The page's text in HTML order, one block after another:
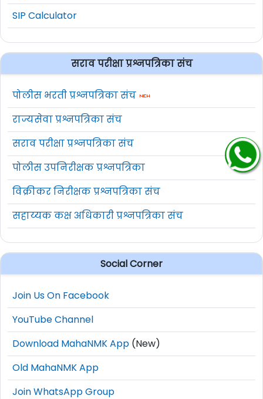
SIP Calculator
सराव परीक्षा प्रश्नपत्रिका संच
पोलीस भरती प्रश्नपत्रिका संच
राज्यसेवा प्रश्नपत्रिका संच
सराव परीक्षा प्रश्नपत्रिका संच
पोलीस उपनिरीक्षक प्रश्नपत्रिका
विक्रीकर निरीक्षक प्रश्नपत्रिका संच
सहाय्यक कक्ष अधिकारी प्रश्नपत्रिका संच
Social Corner
Join Us On Facebook
YouTube Channel
Download MahaNMK App (New)
Old MahaNMK App
Join WhatsApp Group